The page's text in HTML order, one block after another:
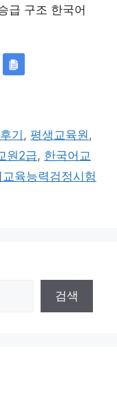
급 구조 한국어
기, 평생교육원,
원2급, 한국어교
육능력검정시험
검색